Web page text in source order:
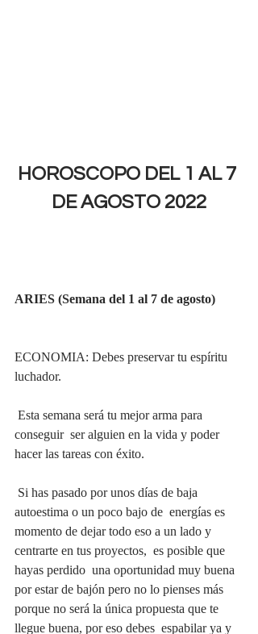
HOROSCOPO DEL 1 AL 7
DE AGOSTO 2022
ARIES (Semana del 1 al 7 de agosto)
ECONOMIA: Debes preservar tu espíritu
luchador.
conseguir  ser alguien en la vida y poder
hacer las tareas con éxito.
autoestima o un poco bajo de  energías es
momento de dejar todo eso a un lado y
centrarte en tus proyectos,  es posible que
hayas perdido  una oportunidad muy buena
por estar de bajón pero no lo pienses más
porque no será la única propuesta que te
llegue buena, por eso debes  espabilar ya y